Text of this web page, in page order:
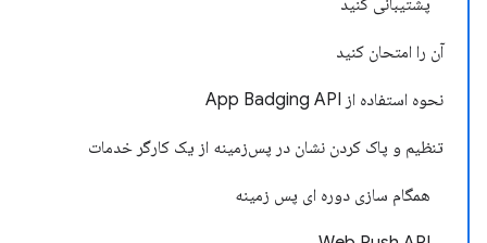
پشتیبانی کنید
آن را امتحان کنید
نحوه استفاده از App Badging API
تنظیم و پاک کردن نشان در پس‌زمینه از یک کارگر خدمات
همگام سازی دوره ای پس زمینه